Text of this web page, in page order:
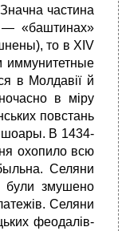
частина
— «баштинах»
то в XIV
иммунитетные
в Молдавії й
в міру
повстань
В 1434-
охопило всю
Селяни
були змушено
Селяни
феодалів-